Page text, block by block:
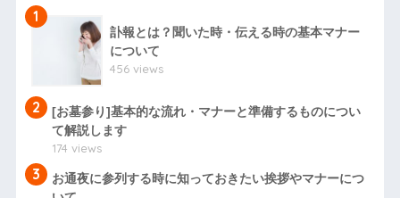
1
訃報とは？聞いた時・伝える時の基本マナー
について
456 views
2
[お墓参り]基本的な流れ・マナーと準備するものについ
て解説します
174 views
3
お通夜に参列する時に知っておきたい挨拶やマナーにつ